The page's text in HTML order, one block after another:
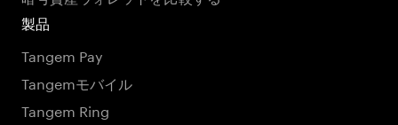
製品
Tangem Pay
Tangemモバイル
Tangem Ring